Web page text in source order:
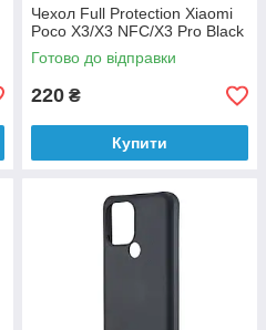
Чехол Full Protection Xiaomi
Poco X3/X3 NFC/X3 Pro Black
Готово до відправки
220 ₴
Купити